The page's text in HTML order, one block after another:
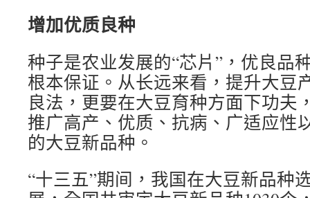
增加优质良种
种子是农业发展的“芯片”，优良品
根本保证。从长远来看，提升大豆
良法，更要在大豆育种方面下功夫
推广高产、优质、抗病、广适应性
的大豆新品种。
“十三五”期间，我国在大豆新品种